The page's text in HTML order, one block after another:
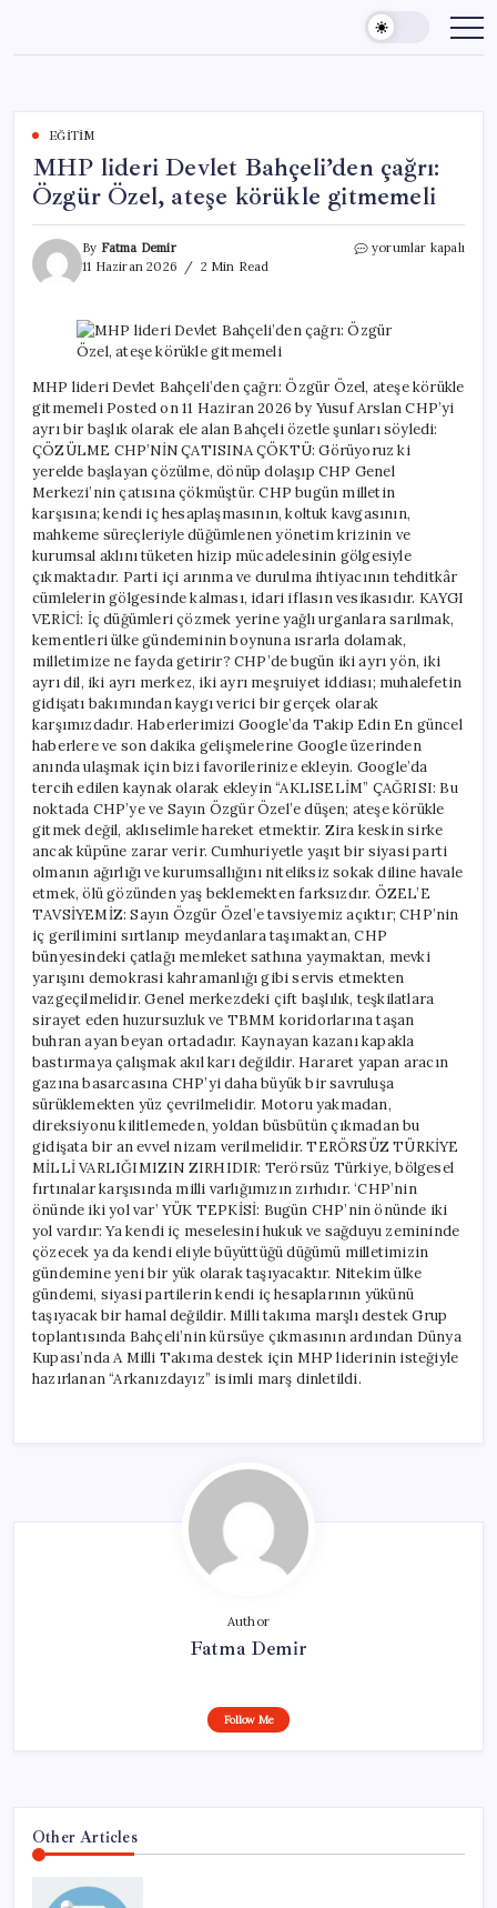
content
EĞITIM
MHP lideri Devlet Bahçeli’den çağrı:
Özgür Özel, ateşe körükle gitmemeli
By Fatma Demir
11 Haziran 2026
2 Min Read
MHP
çağrı:
Özgür
ateşe
körükle
gitmemeli
için
yorumlar kapalı
MHP lideri Devlet Bahçeli’den çağrı: Özgür Özel, ateşe körükle
gitmemeli Posted on 11 Haziran 2026 by Yusuf Arslan CHP’yi
ayrı bir başlık olarak ele alan Bahçeli özetle şunları söyledi:
ÇÖZÜLME CHP’NİN ÇATISINA ÇÖKTÜ: Görüyoruz ki
yerelde başlayan çözülme, dönüp dolaşıp CHP Genel
Merkezi’nin çatısına çökmüştür. CHP bugün milletin
karşısına; kendi iç hesaplaşmasının, koltuk kavgasının,
mahkeme süreçleriyle düğümlenen yönetim krizinin ve
kurumsal aklını tüketen hizip mücadelesinin gölgesiyle
çıkmaktadır. Parti içi arınma ve durulma ihtiyacının tehditkâr
cümlelerin gölgesinde kalması, idari iflasın vesikasıdır. KAYGI
VERİCİ: İç düğümleri çözmek yerine yağlı urganlara sarılmak,
kementleri ülke gündeminin boynuna ısrarla dolamak,
milletimize ne fayda getirir? CHP’de bugün iki ayrı yön, iki
ayrı dil, iki ayrı merkez, iki ayrı meşruiyet iddiası; muhalefetin
gidişatı bakımından kaygı verici bir gerçek olarak
karşımızdadır. Haberlerimizi Google’da Takip Edin En güncel
haberlere ve son dakika gelişmelerine Google üzerinden
anında ulaşmak için bizi favorilerinize ekleyin. Google’da
tercih edilen kaynak olarak ekleyin “AKLISELİM” ÇAĞRISI: Bu
noktada CHP’ye ve Sayın Özgür Özel’e düşen; ateşe körükle
gitmek değil, aklıselimle hareket etmektir. Zira keskin sirke
ancak küpüne zarar verir. Cumhuriyetle yaşıt bir siyasi parti
olmanın ağırlığı ve kurumsallığını niteliksiz sokak diline havale
etmek, ölü gözünden yaş beklemekten farksızdır. ÖZEL’E
TAVSİYEMİZ: Sayın Özgür Özel’e tavsiyemiz açıktır; CHP’nin
iç gerilimini sırtlanıp meydanlara taşımaktan, CHP
bünyesindeki çatlağı memleket sathına yaymaktan, mevki
yarışını demokrasi kahramanlığı gibi servis etmekten
vazgeçilmelidir. Genel merkezdeki çift başlılık, teşkilatlara
sirayet eden huzursuzluk ve TBMM koridorlarına taşan
buhran ayan beyan ortadadır. Kaynayan kazanı kapakla
bastırmaya çalışmak akıl karı değildir. Hararet yapan aracın
gazına basarcasına CHP’yi daha büyük bir savruluşa
sürüklemekten yüz çevrilmelidir. Motoru yakmadan,
direksiyonu kilitlemeden, yoldan büsbütün çıkmadan bu
gidişata bir an evvel nizam verilmelidir. TERÖRSÜZ TÜRKİYE
MİLLİ VARLIĞIMIZIN ZIRHIDIR: Terörsüz Türkiye, bölgesel
fırtınalar karşısında milli varlığımızın zırhıdır. ‘CHP’nin
önünde iki yol var’ YÜK TEPKİSİ: Bugün CHP’nin önünde iki
yol vardır: Ya kendi iç meselesini hukuk ve sağduyu zemininde
çözecek ya da kendi eliyle büyüttüğü düğümü milletimizin
gündemine yeni bir yük olarak taşıyacaktır. Nitekim ülke
gündemi, siyasi partilerin kendi iç hesaplarının yükünü
taşıyacak bir hamal değildir. Milli takıma marşlı destek Grup
toplantısında Bahçeli’nin kürsüye çıkmasının ardından Dünya
Kupası’nda A Milli Takıma destek için MHP liderinin isteğiyle
hazırlanan “Arkanızdayız” isimli marş dinletildi.
Author
Fatma Demir
Follow Me
Other Articles